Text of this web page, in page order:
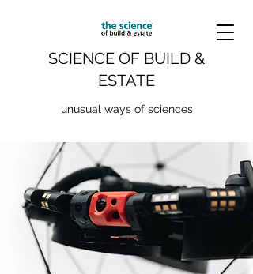
SCIENCE OF BUILD &
ESTATE
unusual ways of sciences